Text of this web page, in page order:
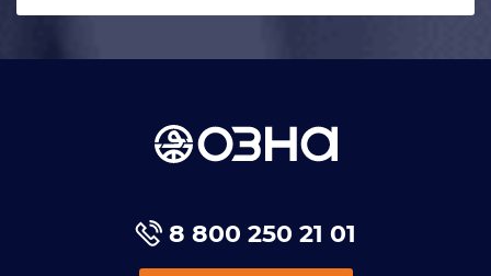
8 800 250 21 01